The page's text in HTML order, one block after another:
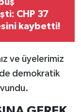
CHP 37
kaybetti!
ve üyelerimiz
demokratik